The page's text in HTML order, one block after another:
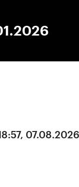
07.08.2026